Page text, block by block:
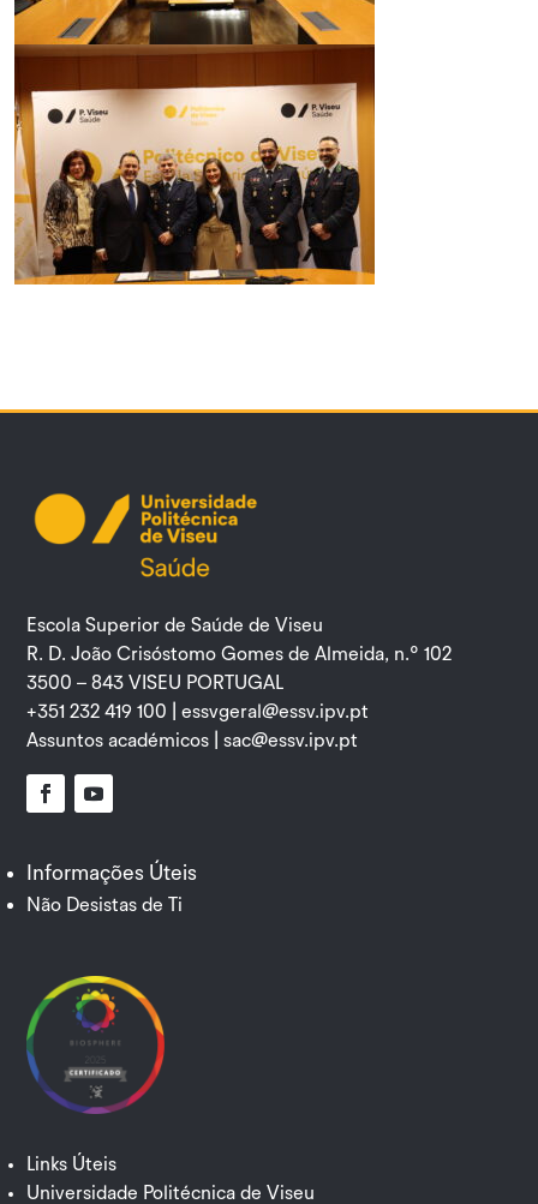
Escola Superior de Saúde de Viseu
R. D. João Crisóstomo Gomes de Almeida, n.º 102
3500 – 843 VISEU PORTUGAL
+351 232 419 100 |essvgeral@essv.ipv.pt
Assuntos académicos |sac@essv.ipv.pt
Informações Úteis
Não Desistas de Ti
Links Úteis
Universidade Politécnica de Viseu